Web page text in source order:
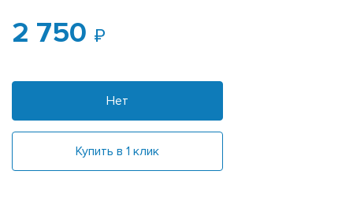
2 750
Нет
Купить в 1 клик